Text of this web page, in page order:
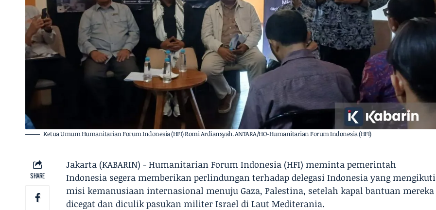
Ketua Umum Humanitarian Forum Indonesia (HFI) Romi Ardiansyah. ANTARA/HO-Humanitarian Forum Indonesia (HFI)
SHARE
Jakarta (KABARIN) - Humanitarian Forum Indonesia (HFI) meminta pemerintah
Indonesia segera memberikan perlindungan terhadap delegasi Indonesia yang mengikuti
misi kemanusiaan internasional menuju Gaza, Palestina, setelah kapal bantuan mereka
dicegat dan diculik pasukan militer Israel di Laut Mediterania.